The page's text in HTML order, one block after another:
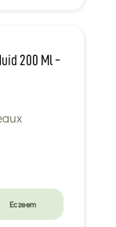
200 Ml -
Eczeem